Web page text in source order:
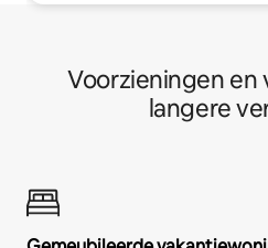
Voorzieningen en
langere